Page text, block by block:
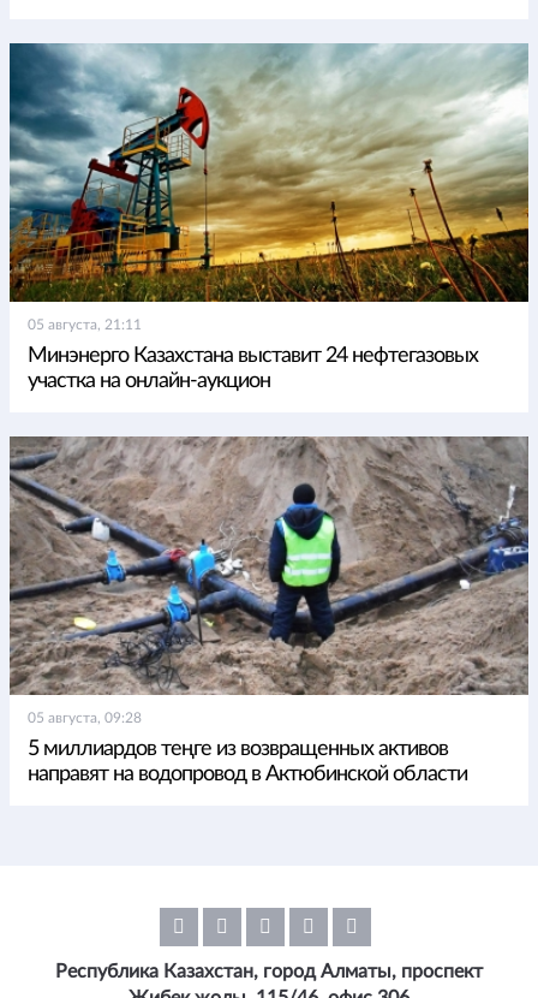
05 августа, 21:11
Минэнерго Казахстана выставит 24 нефтегазовых
участка на онлайн-аукцион
05 августа, 09:28
5 миллиардов теңге из возвращенных активов
направят на водопровод в Актюбинской области
Республика Казахстан, город Алматы, проспект